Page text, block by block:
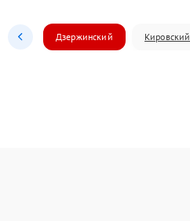
Дзержинский Кировский